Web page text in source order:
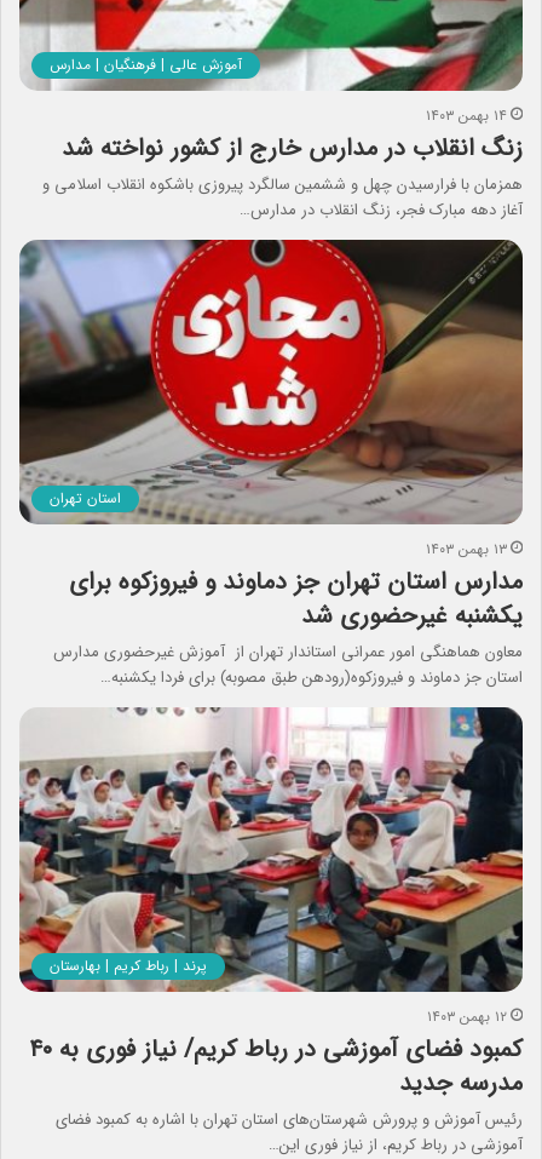
آموزش عالی | فرهنگیان | مدارس
۱۴ بهمن ۱۴۰۳
زنگ انقلاب در مدارس خارج از کشور نواخته شد
همزمان با فرارسیدن چهل و ششمین سالگرد پیروزی باشکوه انقلاب اسلامی و
آغاز دهه مبارک فجر، زنگ انقلاب در مدارس…
استان تهران
۱۳ بهمن ۱۴۰۳
مدارس استان تهران جز دماوند و فیروزکوه برای
یکشنبه غیرحضوری شد
معاون هماهنگی امور عمرانی استاندار تهران از آموزش غیرحضوری مدارس
استان جز دماوند و فیروزکوه(رودهن طبق مصوبه) برای فردا یکشنبه…
پرند | رباط کریم | بهارستان
۱۲ بهمن ۱۴۰۳
کمبود فضای آموزشی در رباط کریم/ نیاز فوری به ۴۰
مدرسه جدید
رئیس آموزش و پرورش شهرستان‌های استان تهران با اشاره به کمبود فضای
آموزشی در رباط کریم، از نیاز فوری این…